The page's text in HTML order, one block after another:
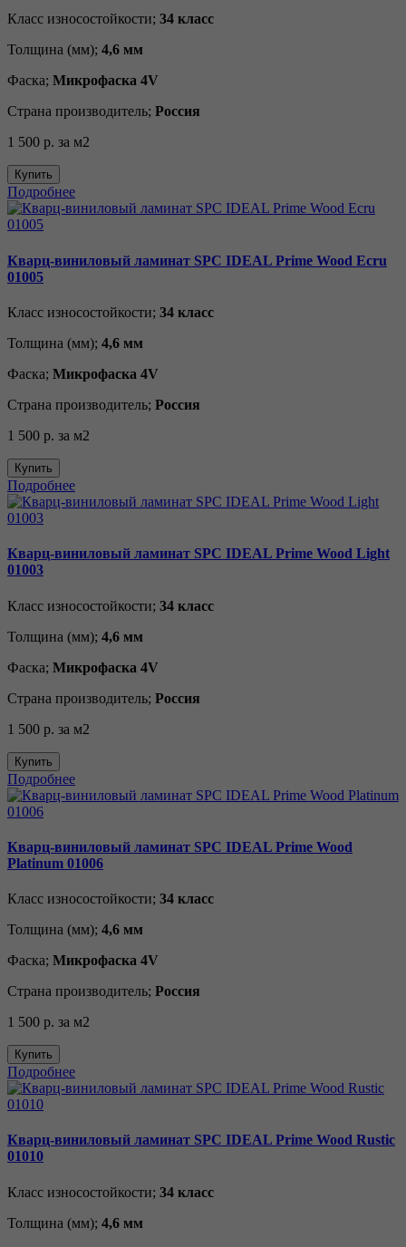
Класс износостойкости; 34 класс
Толщина (мм); 4,6 мм
Фаска; Микрофаска 4V
Страна производитель; Россия
1 500 р. за м2
Купить
Подробнее
Кварц-виниловый ламинат SPC IDEAL Prime Wood Ecru
01005
Класс износостойкости; 34 класс
Толщина (мм); 4,6 мм
Фаска; Микрофаска 4V
Страна производитель; Россия
1 500 р. за м2
Купить
Подробнее
Кварц-виниловый ламинат SPC IDEAL Prime Wood Light
01003
Класс износостойкости; 34 класс
Толщина (мм); 4,6 мм
Фаска; Микрофаска 4V
Страна производитель; Россия
1 500 р. за м2
Купить
Подробнее
Кварц-виниловый ламинат SPC IDEAL Prime Wood
Platinum 01006
Класс износостойкости; 34 класс
Толщина (мм); 4,6 мм
Фаска; Микрофаска 4V
Страна производитель; Россия
1 500 р. за м2
Купить
Подробнее
Кварц-виниловый ламинат SPC IDEAL Prime Wood Rustic
01010
Класс износостойкости; 34 класс
Толщина (мм); 4,6 мм